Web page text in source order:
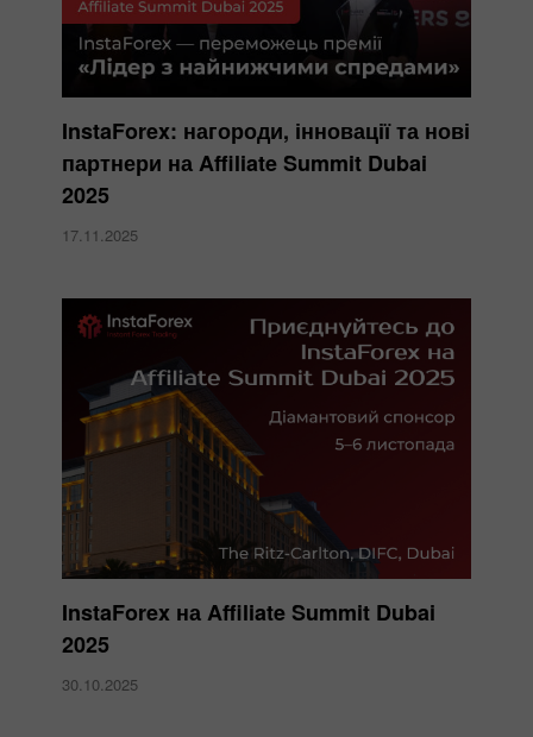
InstaForex: нагороди, інновації та нові
партнери на Affiliate Summit Dubai
2025
17.11.2025
InstaForex на Affiliate Summit Dubai
2025
30.10.2025